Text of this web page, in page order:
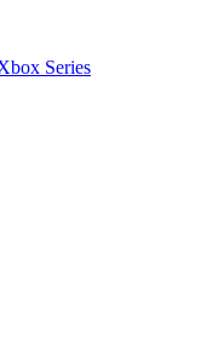
Series